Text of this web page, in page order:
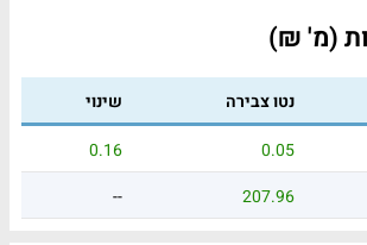
(מ' ₪)
נטו צבירה
שינוי
0.05
0.16
207.96
--